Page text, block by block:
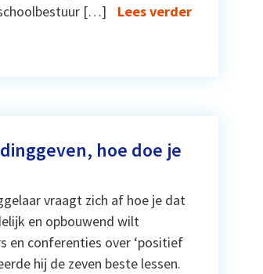
[…]
Lees verder
hoe doe je
vraagt zich af hoe je dat
en opbouwend wilt
en conferenties over ‘positief
hij de zeven beste lessen.